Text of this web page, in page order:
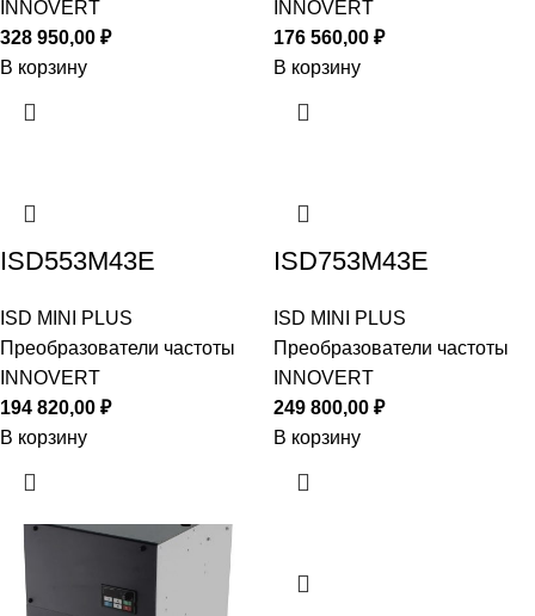
INNOVERT
328 950,00 ₽
В корзину
INNOVERT
176 560,00 ₽
В корзину
ISD553M43E
ISD MINI PLUS
Преобразователи частоты
INNOVERT
194 820,00 ₽
В корзину
ISD753M43E
ISD MINI PLUS
Преобразователи частоты
INNOVERT
249 800,00 ₽
В корзину